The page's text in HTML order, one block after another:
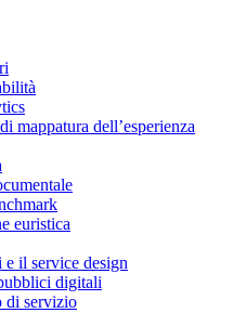
mappatura dell’esperienza
euristica
e il service design
digitali
di servizio